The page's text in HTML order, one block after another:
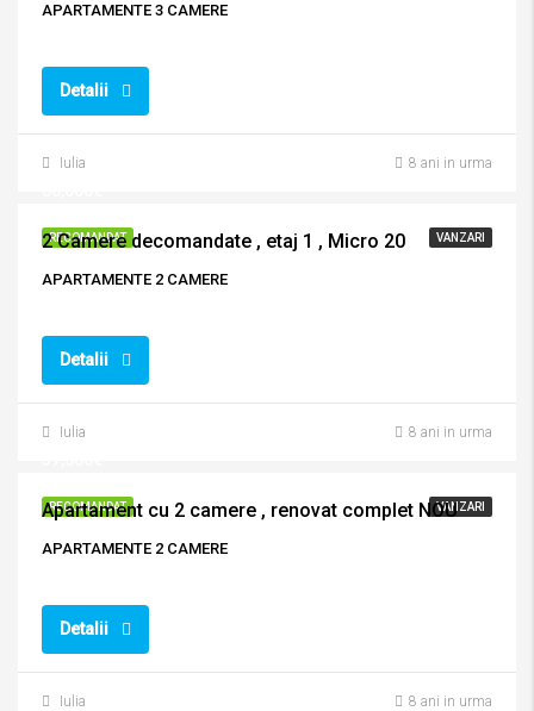
APARTAMENTE 3 CAMERE
Detalii
Iulia 8 ani in urma
RECOMANDAT VANZARI
2 Camere decomandate , etaj 1 , Micro 20
APARTAMENTE 2 CAMERE
Detalii
Iulia 8 ani in urma
RECOMANDAT VANZARI
Apartament cu 2 camere , renovat complet NOU
APARTAMENTE 2 CAMERE
Detalii
Iulia 8 ani in urma